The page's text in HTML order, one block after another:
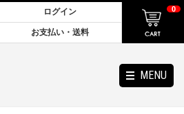
MENU
ログイン
お支払い・送料
0